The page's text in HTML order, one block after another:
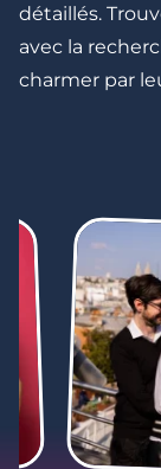
détaillés.
avec la
charmer par